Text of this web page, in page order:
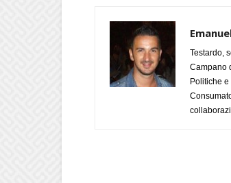
Testardo,
Campano
Politiche